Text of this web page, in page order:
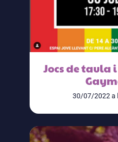
Jocs de taula
30/07/2022 a